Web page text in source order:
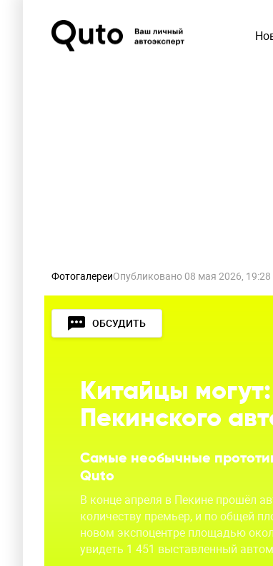
ФотогалереиОпубликовано 08 мая 2026, 19:28
ОБСУДИТЬ
Китайцы
Пекинского
Самые необычные
Quto
В конце апреля в Пекине прошёл
количеству премьер, и по общей
новом экспоцентре площадью
увидеть 1 451 выставленный